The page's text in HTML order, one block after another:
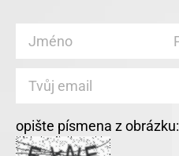
opište písmena z obrázku: